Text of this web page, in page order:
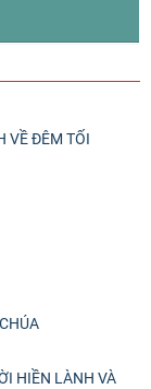
VỀ ĐÊM TỐI
HIỀN LÀNH VÀ